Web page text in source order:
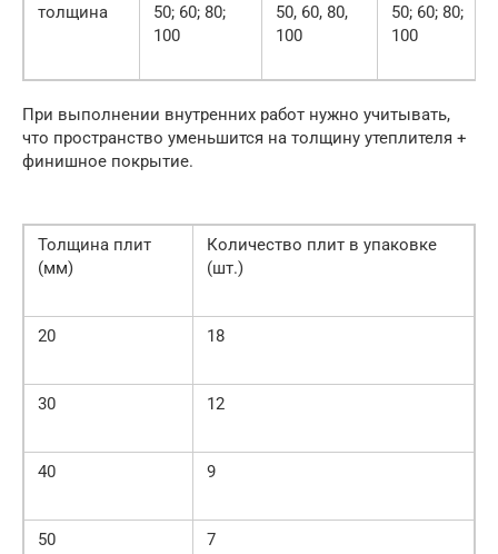
толщина
50; 60; 80;
100
50, 60, 80,
100
50; 60; 80;
100
При выполнении внутренних работ нужно учитывать,
что пространство уменьшится на толщину утеплителя +
финишное покрытие.
Толщина плит
(мм)
Количество плит в упаковке
(шт.)
20 18
30 12
40 9
50 7